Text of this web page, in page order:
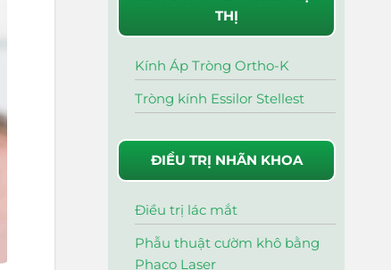
THỊ
Kính Áp Tròng Ortho-K
Tròng kính Essilor Stellest
ĐIỀU TRỊ NHÃN KHOA
Điều trị lác mắt
Phẫu thuật cườm khô bằng
Phaco Laser